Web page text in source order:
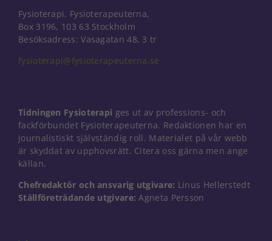
Fysioterapi, Fysioterapeuterna,
Box 3196, 103 63 Stockholm
Besöksadress: Vasagatan 48, 3 tr
fysioterapi@fysioterapeuterna.se
Tidningen Fysioterapi ges ut av professions- och
fackförbundet Fysioterapeuterna. Redaktionen har en
journalistiskt självständig roll. Materialet på vår webb
är skyddat av upphovsrätt. Citera oss gärna men ange
källan.
Chefredaktör och ansvarig utgivare: Linus Hellerstedt
Ställföreträdande utgivare: Agneta Persson
Nödvändiga
Dessa kakor